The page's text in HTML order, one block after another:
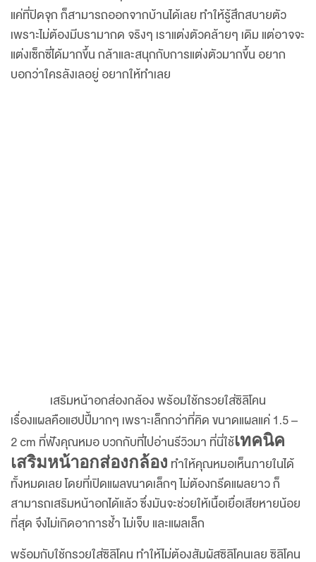
แค่ที่ปิดจุก ก็สามารถออกจากบ้านได้เลย ทำให้รู้สึกสบายตัว
เพราะไม่ต้องมีบรามากด จริงๆ เราแต่งตัวคล้ายๆ เดิม แต่อาจจะ
แต่งเซ็กซี่ได้มากขึ้น กล้าและสนุกกับการแต่งตัวมากขึ้น อยาก
บอกว่าใครลังเลอยู่ อยากให้ทำเลย
เสริมหน้าอกส่องกล้อง พร้อมใช้กรวยใส่ซิลิโคน
เรื่องแผลคือแฮปปี้มากๆ เพราะเล็กกว่าที่คิด ขนาดแผลแค่ 1.5 –
2 cm ที่ฟังคุณหมอ บวกกับที่ไปอ่านรีวิวมา ที่นี่ใช้เทคนิค
เสริมหน้าอกส่องกล้อง ทำให้คุณหมอเห็นภายในได้
ทั้งหมดเลย โดยที่เปิดแผลขนาดเล็กๆ ไม่ต้องกรีดแผลยาว ก็
สามารถเสริมหน้าอกได้แล้ว ซึ่งมันจะช่วยให้เนื้อเยื่อเสียหายน้อย
ที่สุด จึงไม่เกิดอาการช้ำ ไม่เจ็บ และแผลเล็ก
พร้อมกับใช้กรวยใส่ซิลิโคน ทำให้ไม่ต้องสัมผัสซิลิโคนเลย ซิลิโคน